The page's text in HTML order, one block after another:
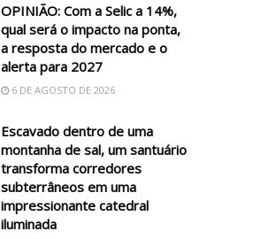
OPINIÃO: Com a Selic a 14%,
qual será o impacto na ponta,
a resposta do mercado e o
alerta para 2027
6 DE AGOSTO DE 2026
Escavado dentro de uma
montanha de sal, um santuário
transforma corredores
subterrâneos em uma
impressionante catedral
iluminada